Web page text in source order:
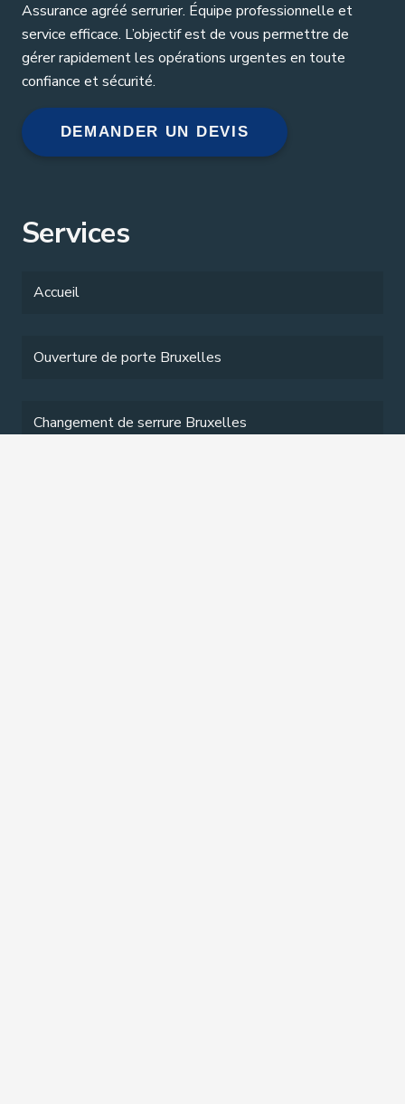
Assurance agréé serrurier. Équipe professionnelle et
service efficace. L’objectif est de vous permettre de
gérer rapidement les opérations urgentes en toute
confiance et sécurité.
DEMANDER UN DEVIS
Services
Accueil
Ouverture de porte Bruxelles
Changement de serrure Bruxelles